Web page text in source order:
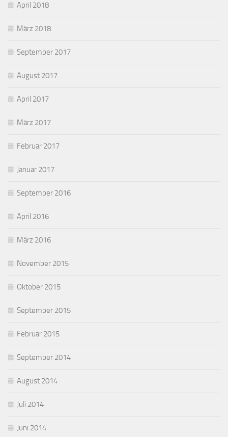
April 2018
März 2018
September 2017
August 2017
April 2017
März 2017
Februar 2017
Januar 2017
September 2016
April 2016
März 2016
November 2015
Oktober 2015
September 2015
Februar 2015
September 2014
August 2014
Juli 2014
Juni 2014